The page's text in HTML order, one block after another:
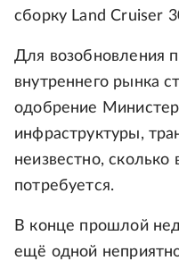
сборку Land Cruiser
Для возобновления
внутреннего рынка
одобрение
инфраструктуры,
неизвестно,
потребуется.
В конце прошлой
ещё одной